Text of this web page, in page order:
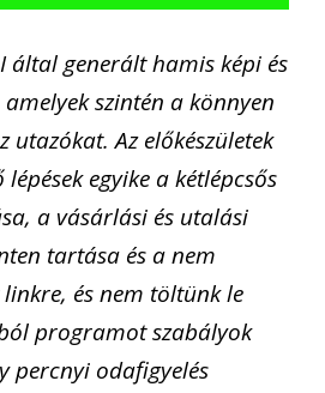
által generált hamis képi és
szintén a könnyen
utazókat. Az előkészületek
egyike a kétlépcsős
a vásárlási és utalási
tartása és a nem
és nem töltünk le
programot szabályok
percnyi odafigyelés